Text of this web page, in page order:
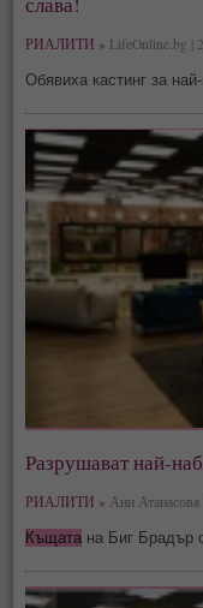
РИАЛИТИ » LifeOnline.bg |
Обявиха кастинг за
Разрушават най-
РИАЛИТИ » Ани
Къщата на Биг Брадър